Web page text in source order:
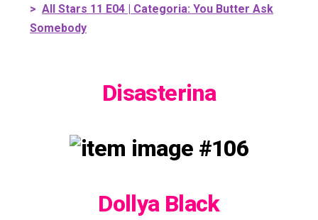
> All Stars 11 E04 | Categoria: You Butter Ask
Somebody
Disasterina
Dollya Black